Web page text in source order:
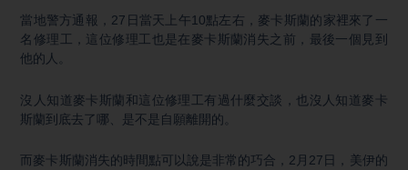
當地警方通報，27日當天上午10點左右，麥卡斯蘭的家裡來了一
名修理工，這位修理工也是在麥卡斯蘭消失之前，最後一個見到
他的人。
沒人知道麥卡斯蘭和這位修理工有過什麼交談，也沒人知道麥卡
斯蘭到底去了哪、是不是自願離開的。
而麥卡斯蘭消失的時間點可以說是非常的巧合，2月27日，美伊的